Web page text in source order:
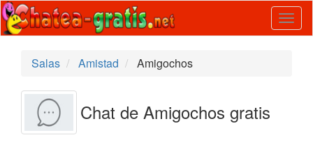
Salas
Amistad Amigochos
Chat de Amigochos gratis